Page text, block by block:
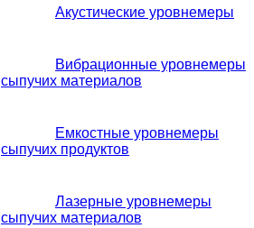
Акустические уровнемеры
Вибрационные уровнемеры
сыпучих материалов
Емкостные уровнемеры
сыпучих продуктов
Лазерные уровнемеры
сыпучих материалов